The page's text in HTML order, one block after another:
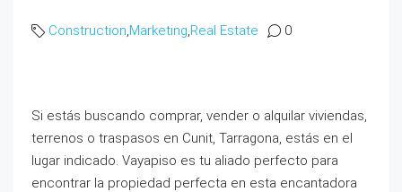
Construction,Marketing,Real Estate 0
Si estás buscando comprar, vender o alquilar viviendas,
terrenos o traspasos en Cunit, Tarragona, estás en el
lugar indicado. Vayapiso es tu aliado perfecto para
encontrar la propiedad perfecta en esta encantadora